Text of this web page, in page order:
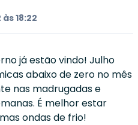
18:22
já estão vindo! Julho
abaixo de zero no mês
nas madrugadas e
É melhor estar
ondas de frio!